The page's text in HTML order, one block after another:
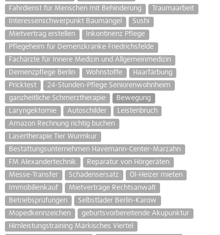
Fahrdienst für Menschen mit Behinderung
Traumaarbeit
Interessenschwerpunkt Baumängel
Sushi
Mietvertrag erstellen
Inkontinenz Pflege
Pflegeheim für Demenzkranke Friedrichsfelde
Fachärzte für Innere Medizin und Allgemeinmedizin
Demenzpflege Berlin
Wohnstoffe
Haarfärbung
Pricktest
24-Stunden-Pflege Seniorenwohnheim
ganzheitliche Schmerztherapie
Bewegung
Laryngektomie
Autoschilder
Leistenbruch
Amazon Rechnung richtig buchen
Lasertherapie Tier Wurmkur
Bestattungsunternehmen Havemann-Center-Marzahn
FM Alexandertechnik
Reparatur von Hörgeräten
Messe-Transfer
Schadensersatz
Öl-Heizer mieten
Immobilienkauf
Mietverträge Rechtsanwalt
Betriebsprüfungen
Selbstlader Berlin-Karow
Mopedkennzeichen
geburtsvorbereitende Akupunktur
Hirnleistungstraining Märkisches Viertel